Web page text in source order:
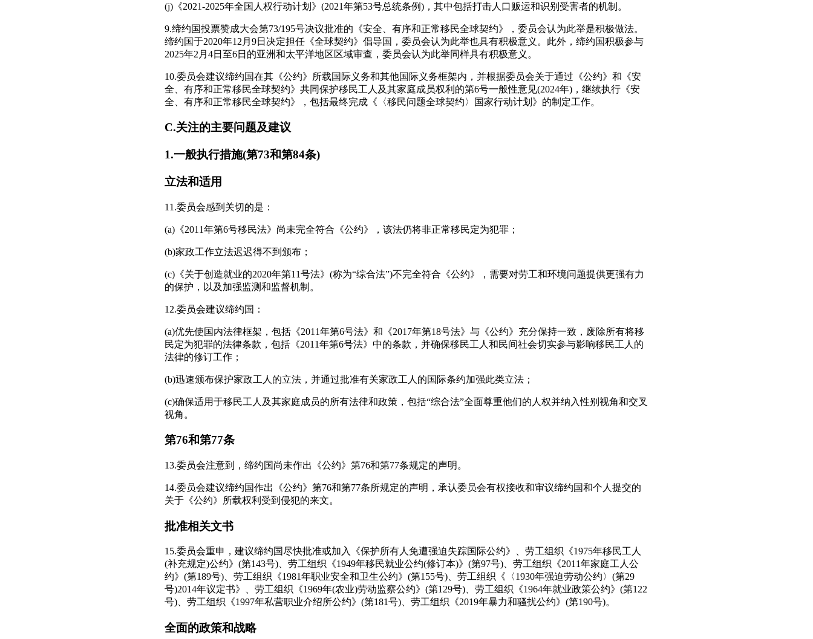
(j)《2021-2025年全国人权行动计划》(2021年第53号总统条例)，其中包括打击人口贩运和识别受害者的机制。
9.缔约国投票赞成大会第73/195号决议批准的《安全、有序和正常移民全球契约》，委员会认为此举是积极做法。
缔约国于2020年12月9日决定担任《全球契约》倡导国，委员会认为此举也具有积极意义。此外，缔约国积极参与
2025年2月4日至6日的亚洲和太平洋地区区域审查，委员会认为此举同样具有积极意义。
10.委员会建议缔约国在其《公约》所载国际义务和其他国际义务框架内，并根据委员会关于通过《公约》和《安
全、有序和正常移民全球契约》共同保护移民工人及其家庭成员权利的第6号一般性意见(2024年)，继续执行《安
全、有序和正常移民全球契约》，包括最终完成《〈移民问题全球契约〉国家行动计划》的制定工作。
C.关注的主要问题及建议
1.一般执行措施(第73和第84条)
立法和适用
11.委员会感到关切的是：
(a)《2011年第6号移民法》尚未完全符合《公约》，该法仍将非正常移民定为犯罪；
(b)家政工作立法迟迟得不到颁布；
(c)《关于创造就业的2020年第11号法》(称为“综合法”)不完全符合《公约》，需要对劳工和环境问题提供更强有力
的保护，以及加强监测和监督机制。
12.委员会建议缔约国：
(a)优先使国内法律框架，包括《2011年第6号法》和《2017年第18号法》与《公约》充分保持一致，废除所有将移
民定为犯罪的法律条款，包括《2011年第6号法》中的条款，并确保移民工人和民间社会切实参与影响移民工人的
法律的修订工作；
(b)迅速颁布保护家政工人的立法，并通过批准有关家政工人的国际条约加强此类立法；
(c)确保适用于移民工人及其家庭成员的所有法律和政策，包括“综合法”全面尊重他们的人权并纳入性别视角和交叉
视角。
第76和第77条
13.委员会注意到，缔约国尚未作出《公约》第76和第77条规定的声明。
14.委员会建议缔约国作出《公约》第76和第77条所规定的声明，承认委员会有权接收和审议缔约国和个人提交的
关于《公约》所载权利受到侵犯的来文。
批准相关文书
15.委员会重申，建议缔约国尽快批准或加入《保护所有人免遭强迫失踪国际公约》、劳工组织《1975年移民工人
(补充规定)公约》(第143号)、劳工组织《1949年移民就业公约(修订本)》(第97号)、劳工组织《2011年家庭工人公
约》(第189号)、劳工组织《1981年职业安全和卫生公约》(第155号)、劳工组织《〈1930年强迫劳动公约〉(第29
号)2014年议定书》、劳工组织《1969年(农业)劳动监察公约》(第129号)、劳工组织《1964年就业政策公约》(第122
号)、劳工组织《1997年私营职业介绍所公约》(第181号)、劳工组织《2019年暴力和骚扰公约》(第190号)。
全面的政策和战略